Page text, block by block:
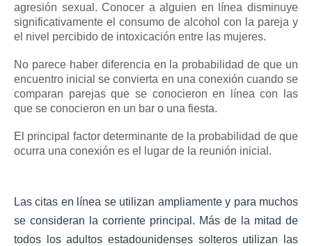
agresión sexual.Conocer a alguien en línea disminuye
significativamente el consumo de alcohol con la pareja y
el nivel percibido de intoxicación entre las mujeres.
No parece haber diferencia en la probabilidad de que un
encuentro inicial se convierta en una conexión cuando se
comparan parejas que se conocieron en línea con las
que se conocieron en un bar o una fiesta.
El principal factor determinante de la probabilidad de que
ocurra una conexión es el lugar de la reunión inicial.
Las citas en línea se utilizan ampliamente y para muchos
se consideran la corriente principal. Más de la mitad de
todos los adultos estadounidenses solteros utilizan las